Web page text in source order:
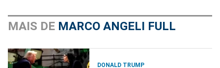
MAIS DE MARCO ANGELI FULL
DONALD TRUMP